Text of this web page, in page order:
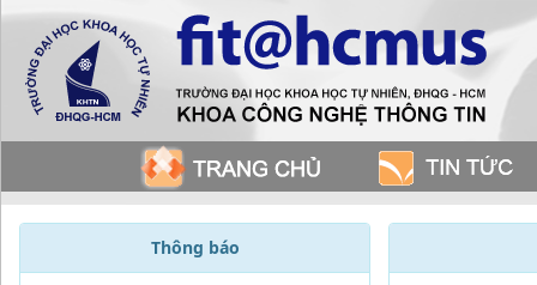
Thông báo